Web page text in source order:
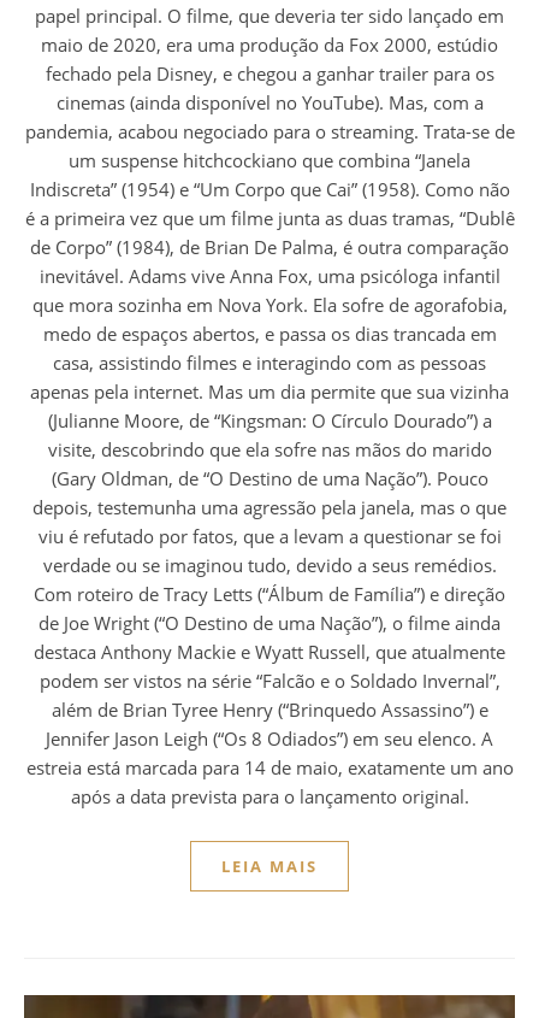
papel principal. O filme, que deveria ter sido lançado em
maio de 2020, era uma produção da Fox 2000, estúdio
fechado pela Disney, e chegou a ganhar trailer para os
cinemas (ainda disponível no YouTube). Mas, com a
pandemia, acabou negociado para o streaming. Trata-se de
um suspense hitchcockiano que combina “Janela
Indiscreta” (1954) e “Um Corpo que Cai” (1958). Como não
é a primeira vez que um filme junta as duas tramas, “Dublê
de Corpo” (1984), de Brian De Palma, é outra comparação
inevitável. Adams vive Anna Fox, uma psicóloga infantil
que mora sozinha em Nova York. Ela sofre de agorafobia,
medo de espaços abertos, e passa os dias trancada em
casa, assistindo filmes e interagindo com as pessoas
apenas pela internet. Mas um dia permite que sua vizinha
(Julianne Moore, de “Kingsman: O Círculo Dourado”) a
visite, descobrindo que ela sofre nas mãos do marido
(Gary Oldman, de “O Destino de uma Nação”). Pouco
depois, testemunha uma agressão pela janela, mas o que
viu é refutado por fatos, que a levam a questionar se foi
verdade ou se imaginou tudo, devido a seus remédios.
Com roteiro de Tracy Letts (“Álbum de Família”) e direção
de Joe Wright (“O Destino de uma Nação”), o filme ainda
destaca Anthony Mackie e Wyatt Russell, que atualmente
podem ser vistos na série “Falcão e o Soldado Invernal”,
além de Brian Tyree Henry (“Brinquedo Assassino”) e
Jennifer Jason Leigh (“Os 8 Odiados”) em seu elenco. A
estreia está marcada para 14 de maio, exatamente um ano
após a data prevista para o lançamento original.
LEIA MAIS